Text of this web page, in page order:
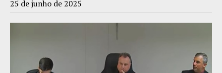
25 de junho de 2025